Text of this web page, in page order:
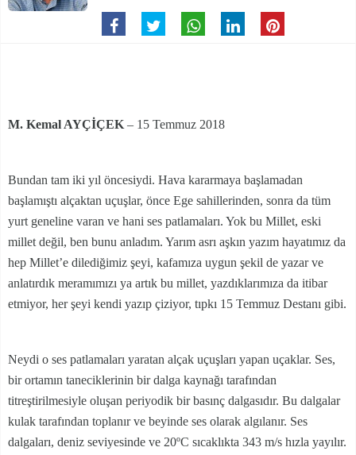
M. Kemal AYÇİÇEK – 15 Temmuz 2018
Bundan tam iki yıl öncesiydi. Hava kararmaya başlamadan
başlamıştı alçaktan uçuşlar, önce Ege sahillerinden, sonra da tüm
yurt geneline varan ve hani ses patlamaları. Yok bu Millet, eski
millet değil, ben bunu anladım. Yarım asrı aşkın yazım hayatımız da
hep Millet’e dilediğimiz şeyi, kafamıza uygun şekil de yazar ve
anlatırdık meramımızı ya artık bu millet, yazdıklarımıza da itibar
etmiyor, her şeyi kendi yazıp çiziyor, tıpkı 15 Temmuz Destanı gibi.
Neydi o ses patlamaları yaratan alçak uçuşları yapan uçaklar. Ses,
bir ortamın taneciklerinin bir dalga kaynağı tarafından
titreştirilmesiyle oluşan periyodik bir basınç dalgasıdır. Bu dalgalar
kulak tarafından toplanır ve beyinde ses olarak algılanır. Ses
dalgaları, deniz seviyesinde ve 20ºC sıcaklıkta 343 m/s hızla yayılır.